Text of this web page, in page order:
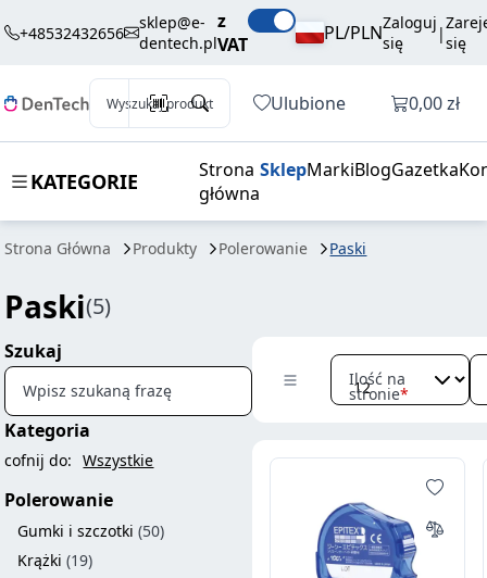
+48532432656
sklep@e-
dentech.pl
z
VAT
PL/PLNZaloguj
się
|się
Wyszukaj produkt Ulubione Otwórz
0,00 zł
KATEGORIE
Strona
główna
SklepMarkiBlogGazetka
Strona Główna Produkty Polerowanie Paski
Paski(5)
Szukaj
Wpisz szukaną frazę
Kategoria
cofnij do: Wszystkie
Polerowanie
Gumki i szczotki (50)
Krążki (19)
Ilość na
stronie